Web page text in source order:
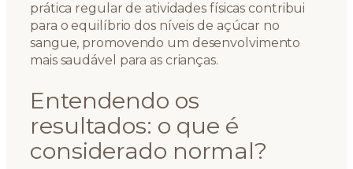
prática regular de atividades físicas contribui
para o equilíbrio dos níveis de açúcar no
sangue, promovendo um desenvolvimento
mais saudável para as crianças.
Entendendo os
resultados: o que é
considerado normal?